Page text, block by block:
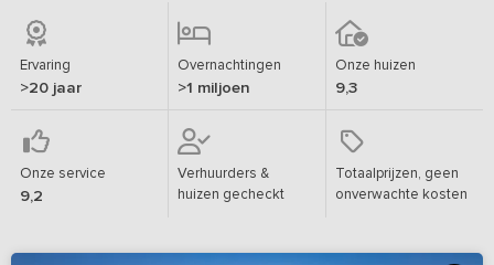
Ervaring
>20 jaar
Overnachtingen
>1 miljoen
Onze huizen
9,3
Onze service
9,2
Verhuurders &
huizen gecheckt
Totaalprijzen, geen
onverwachte kosten